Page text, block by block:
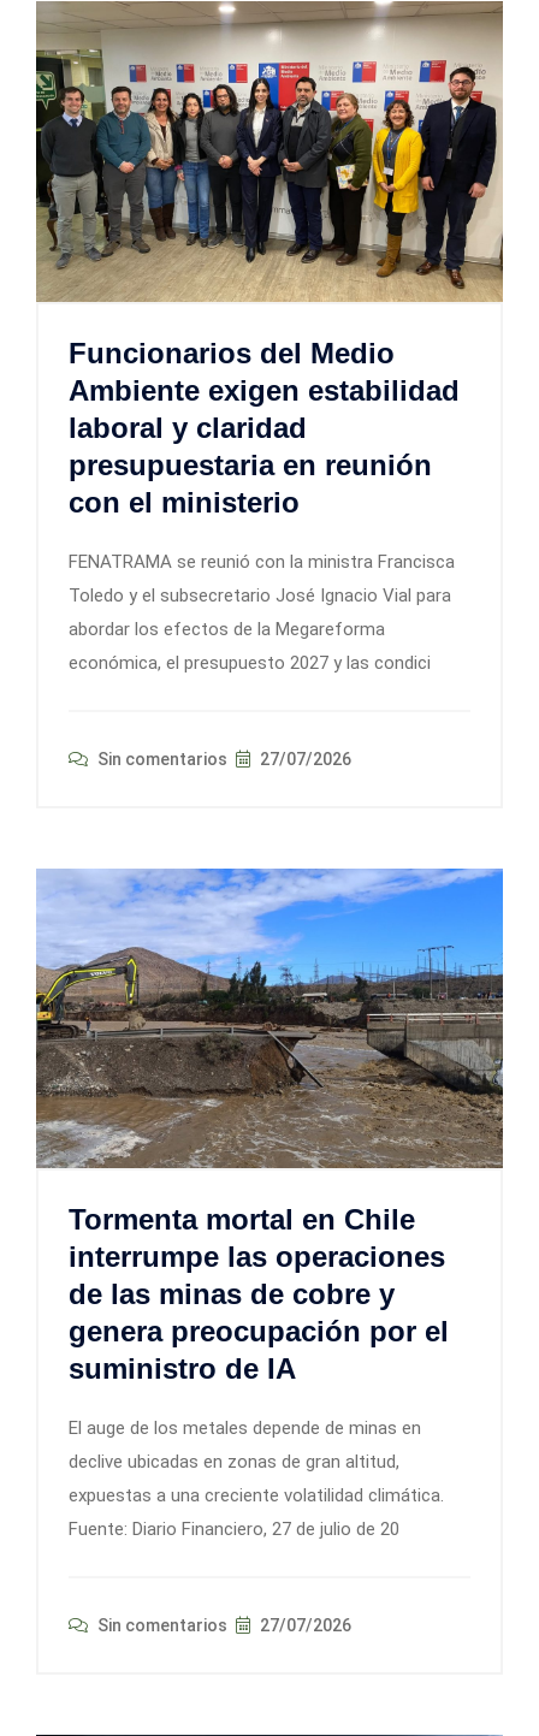
Funcionarios del Medio
Ambiente exigen estabilidad
laboral y claridad
presupuestaria en reunión
con el ministerio
FENATRAMA se reunió con la ministra Francisca
Toledo y el subsecretario José Ignacio Vial para
abordar los efectos de la Megareforma
económica, el presupuesto 2027 y las condici
Sin comentarios 27/07/2026
Tormenta mortal en Chile
interrumpe las operaciones
de las minas de cobre y
genera preocupación por el
suministro de IA
El auge de los metales depende de minas en
declive ubicadas en zonas de gran altitud,
expuestas a una creciente volatilidad climática.
Fuente: Diario Financiero, 27 de julio de 20
Sin comentarios 27/07/2026